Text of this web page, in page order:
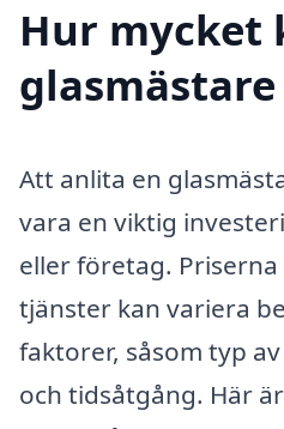
Hur mycket
glasmästare
Att anlita en
vara en viktig
eller företag.
tjänster kan variera
faktorer, såsom typ
och tidsåtgång. Här